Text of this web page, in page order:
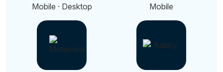
Mobile · Desktop Mobile